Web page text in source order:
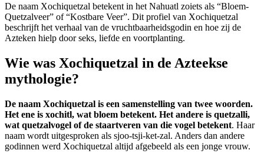
De naam Xochiquetzal betekent in het Nahuatl zoiets als “Bloem-
Quetzalveer” of “Kostbare Veer”. Dit profiel van Xochiquetzal
beschrijft het verhaal van de vruchtbaarheidsgodin en hoe zij de
Azteken hielp door seks, liefde en voortplanting.
Wie was Xochiquetzal in de Azteekse
mythologie?
De naam Xochiquetzal is een samenstelling van twee woorden.
Het ene is xochitl, wat bloem betekent. Het andere is quetzalli,
wat quetzalvogel of de staartveren van die vogel betekent. Haar
naam wordt uitgesproken als sjoo-tsji-ket-zal. Anders dan andere
godinnen werd Xochiquetzal altijd afgebeeld als een jonge vrouw.